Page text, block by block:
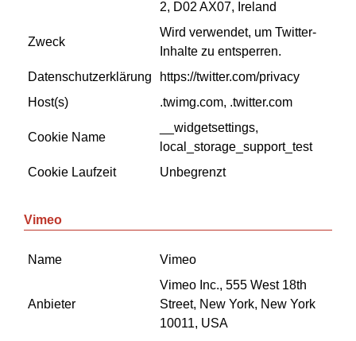
2, D02 AX07, Ireland
Zweck
Wird verwendet, um Twitter-
Inhalte zu entsperren.
Datenschutzerklärung
https://twitter.com/privacy
Host(s)
.twimg.com, .twitter.com
Cookie Name
__widgetsettings,
local_storage_support_test
Cookie Laufzeit
Unbegrenzt
Vimeo
Name Vimeo
Anbieter
Vimeo Inc., 555 West 18th
Street, New York, New York
10011, USA